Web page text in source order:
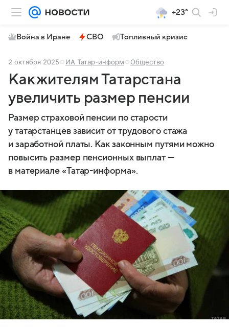
+23°
Война в Иране СВО Топливный кризис
2 октября 2025 ИА Татар-информ Общество
Как жителям Татарстана
увеличить размер пенсии
Размер страховой пенсии по старости
у татарстанцев зависит от трудового стажа
и заработной платы. Как законным путями можно
повысить размер пенсионных выплат —
в материале «Татар-информа».